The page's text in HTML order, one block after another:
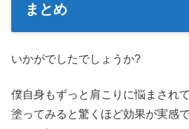
まとめ
いかがでしたでしょうか?
僕自身もずっと肩こりに悩まされ
塗ってみると驚くほど効果が実感